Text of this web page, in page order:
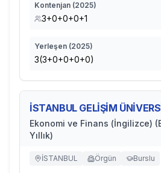
Kontenjan (2025)
3+0+0+0+1
Yerleşen (2025)
3(3+0+0+0+0)
İSTANBUL GELİŞİM
Ekonomi ve Finans (İngilizce)
Yıllık)
İSTANBUL Örgün Burslu